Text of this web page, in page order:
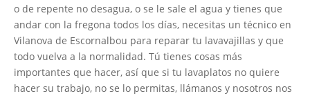
o de repente no desagua, o se le sale el agua y tienes que
andar con la fregona todos los días, necesitas un técnico en
Vilanova de Escornalbou para reparar tu lavavajillas y que
todo vuelva a la normalidad. Tú tienes cosas más
importantes que hacer, así que si tu lavaplatos no quiere
hacer su trabajo, no se lo permitas, llámanos y nosotros nos